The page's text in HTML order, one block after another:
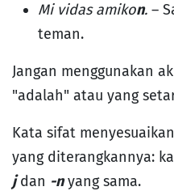
Mi vidas amikon. –
teman.
Jangan menggunakan
"adalah" atau yang
Kata sifat
yang diterangkannya:
jdan -nyang sama.